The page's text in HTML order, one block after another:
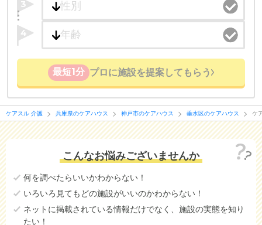
3
4
最短1分 プロに施設を提案してもらう
ケアスル 介護 兵庫県のケアハウス 神戸市のケアハウス 垂水区のケアハウス ケ
こんなお悩みございませんか
何を調べたらいいかわからない！
いろいろ見てもどの施設がいいのかわからない！
ネットに掲載されている情報だけでなく、施設の実態を知り
たい！